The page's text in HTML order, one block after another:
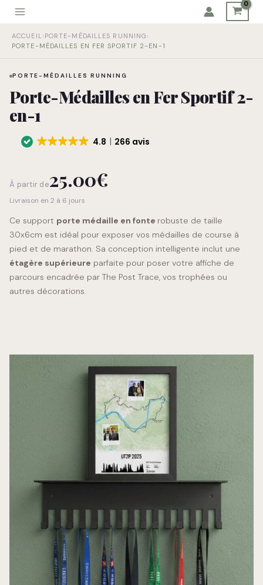
Aller
contenu
ACCUEIL › PORTE-MÉDAILLES RUNNING ›
PORTE-MÉDAILLES EN FER SPORTIF 2-EN-1
PORTE-MÉDAILLES RUNNING
Porte-Médailles en Fer Sportif 2-
en-1
4.8 266 avis
À partir de25.00€
Livraison en 2 à 6 jours
Ce support porte médaille en fonte robuste de taille
30x6cm est idéal pour exposer vos médailles de course à
pied et de marathon. Sa conception intelligente inclut une
étagère supérieure parfaite pour poser votre affiche de
parcours encadrée par The Post Trace, vos trophées ou
autres décorations.
de
Fer
2-